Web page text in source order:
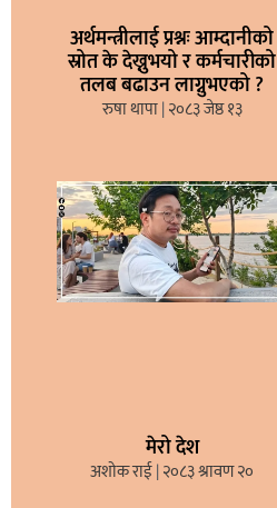
अर्थमन्त्रीलाई प्रश्नः आम्दानीको
स्रोत के देख्नुभयो र कर्मचारीको
तलब बढाउन लाग्नुभएको ?
रुषा थापा २०८३ जेष्ठ १३
मेरो देश
अशोक राई २०८३ श्रावण २०